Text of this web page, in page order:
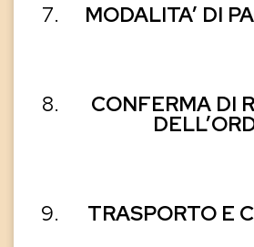
MODALITA’ DI
CONFERMA DI
TRASPORTO E